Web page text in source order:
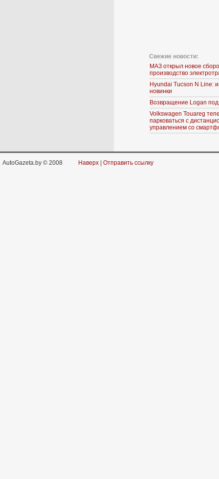
Свежие новости:
МАЗ открыл новое
производство
Hyundai Tucson N Line:
новинки
Возвращение Logan
Volkswagen Touareg
парковаться с
управлением со
AutoGazeta.by © 2008 Наверх Отправить ссылку